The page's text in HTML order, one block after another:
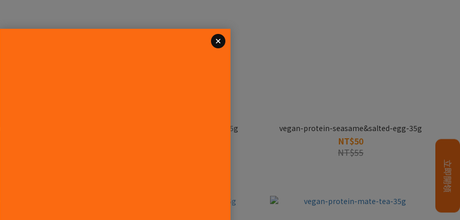
Black Sesame-35g vegan-protein-mixed-nuts-35g vegan-protein-seasame&salted-egg-35g
NT$50
NT$55